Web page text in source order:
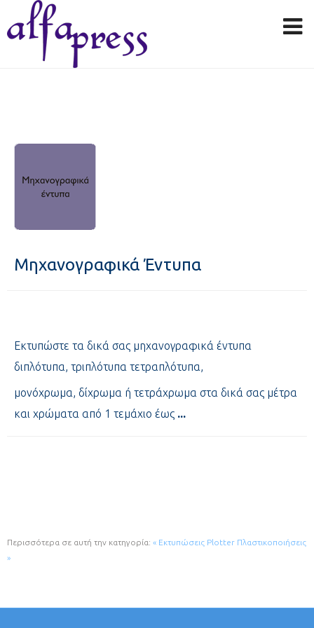
Μηχανογραφικά Έντυπα
Εκτυπώστε τα δικά σας μηχανογραφικά έντυπα
διπλότυπα, τριπλότυπα τετραπλότυπα,
μονόχρωμα, δίχρωμα ή τετράχρωμα στα δικά σας μέτρα
και χρώματα από 1 τεμάχιο έως ...
Περισσότερα σε αυτή την κατηγορία: « Εκτυπώσεις Plotter Πλαστικοποιήσεις
»